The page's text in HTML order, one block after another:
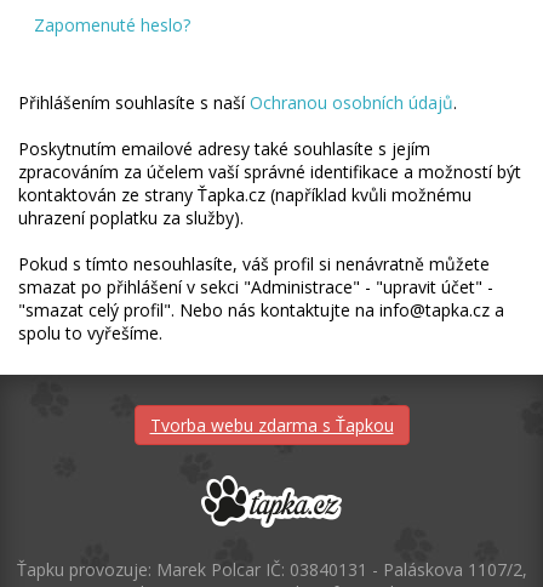
Zapomenuté heslo?
Přihlášením souhlasíte s našíOchranou osobních údajů.
Poskytnutím emailové adresy také souhlasíte s jejím
zpracováním za účelem vaší správné identifikace a možností být
kontaktován ze strany Ťapka.cz (například kvůli možnému
uhrazení poplatku za služby).
Pokud s tímto nesouhlasíte, váš profil si nenávratně můžete
smazat po přihlášení v sekci "Administrace" - "upravit účet" -
"smazat celý profil". Nebo nás kontaktujte na info@tapka.cz a
spolu to vyřešíme.
Tvorba webu zdarma s Ťapkou
Ťapku provozuje: Marek Polcar IČ: 03840131 - Paláskova 1107/2,